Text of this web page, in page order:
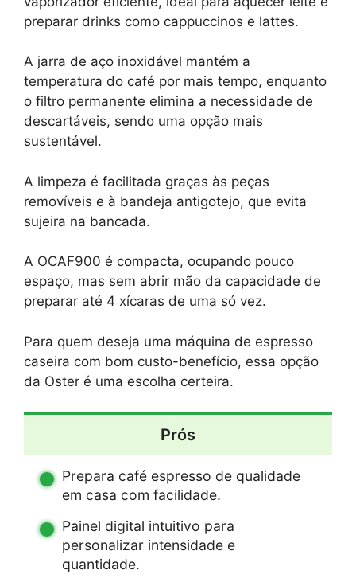
preparar drinks como cappuccinos e lattes.
A jarra de aço inoxidável mantém a
temperatura do café por mais tempo, enquanto
o filtro permanente elimina a necessidade de
descartáveis, sendo uma opção mais
sustentável.
A limpeza é facilitada graças às peças
removíveis e à bandeja antigotejo, que evita
sujeira na bancada.
A OCAF900 é compacta, ocupando pouco
espaço, mas sem abrir mão da capacidade de
preparar até 4 xícaras de uma só vez.
Para quem deseja uma máquina de espresso
caseira com bom custo-benefício, essa opção
da Oster é uma escolha certeira.
Prós
Prepara café espresso de qualidade
em casa com facilidade.
Painel digital intuitivo para
personalizar intensidade e
quantidade.